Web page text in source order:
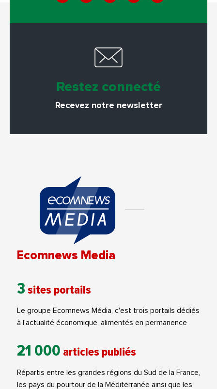
Restez connecté
Recevez notre newsletter
Ecomnews Media
3 sites portails
Le groupe Ecomnews Média, c'est trois portails dédiés
à l'actualité économique, alimentés en permanence
21 000 articles publiés
Répartis entre les grandes régions du Sud de la France,
les pays du pourtour de la Méditerranée ainsi que les